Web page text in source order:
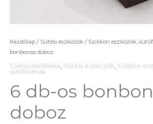
Kezdőlap / Sütési eszközök / Szilikon eszközök,
bonbonos doboz
Cukrászkellékek Sütési eszközök Szilikon
sütőformák
6 db-os
doboz